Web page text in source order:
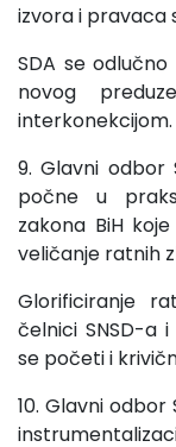
izvora i pravaca
SDA se
novog
interkonekcijom.
9. Glavni odbor
počne u
zakona BiH
veličanje ratnih
Glorificiranje
čelnici SNSD-a
se početi i
10. Glavni